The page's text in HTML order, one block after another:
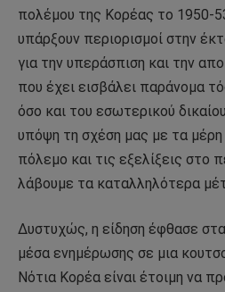
πολέμου της Κορέας το 1950-
υπάρξουν περιορισμοί στην
για την υπεράσπιση και την
που έχει εισβάλει παράνομα
όσο και του εσωτερικού
υπόψη τη σχέση μας με τα
πόλεμο και τις εξελίξεις στο
λάβουμε τα καταλληλότερα
Δυστυχώς, η είδηση έφθασε
μέσα ενημέρωσης σε μια
Νότια Κορέα είναι έτοιμη να